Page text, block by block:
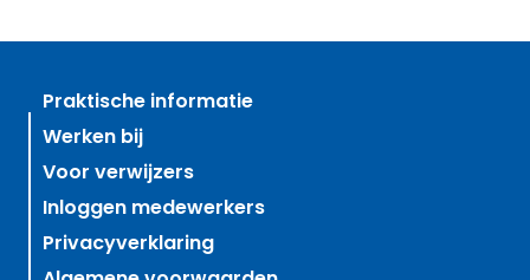
Praktische informatie
Werken bij
Voor verwijzers
Inloggen medewerkers
Privacyverklaring